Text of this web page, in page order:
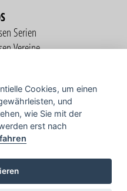
Serien
Vereine
TV
Cookies, um einen
und
wie Sie mit der
erst nach